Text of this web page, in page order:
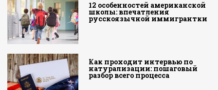
12 особенностей американской
школы: впечатления
русскоязычной иммигрантки
Как проходит интервью по
натурализации: пошаговый
разбор всего процесса